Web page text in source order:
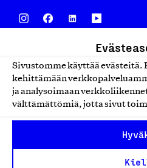
Sivustomme käyttää evästeitä.
kehittämään
ja analysoimaan
välttämättömiä, jotta sivut